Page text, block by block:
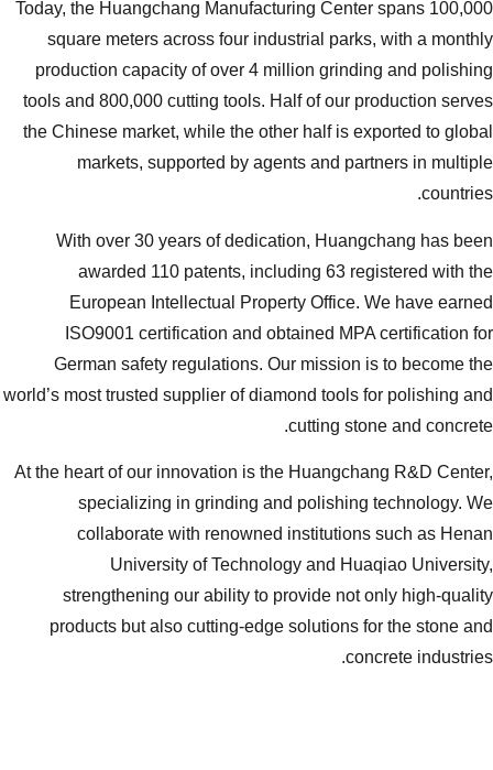
Today, the Huangchang
square meters across four
production capacity of over 4
tools and 800,000 cutting tools.
the Chinese market, while the
markets, supported by
With over 30 years of
awarded 110 patents,
European Intellectual
ISO9001 certification and
German safety regulations.
world’s most trusted supplier of
At the heart of our innovation is the
specializing in grinding and
collaborate with renowned
University of
strengthening our ability to
products but also cutting-edge